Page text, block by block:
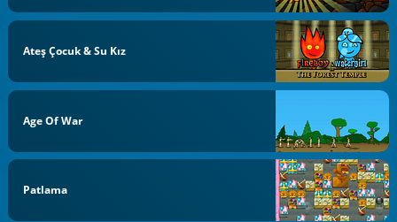
Ateş Çocuk & Su Kız
Age Of War
Patlama